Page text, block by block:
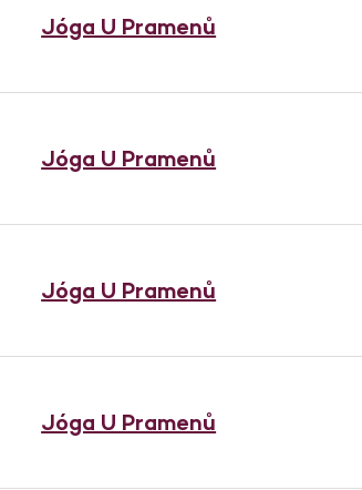
Jóga U Pramenů
Jóga U Pramenů
Jóga U Pramenů
Jóga U Pramenů